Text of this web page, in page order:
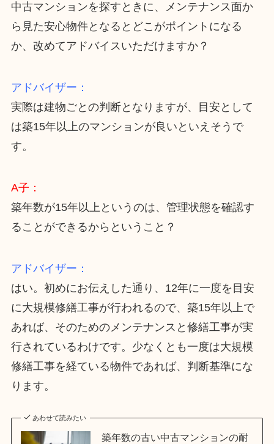
中古マンションを探すときに、メンテナンス面か
ら見た安心物件となるとどこがポイントになる
か、改めてアドバイスいただけますか？
アドバイザー：
実際は建物ごとの判断となりますが、目安として
は築15年以上のマンションが良いといえそうで
す。
A子：
築年数が15年以上というのは、管理状態を確認す
ることができるからということ？
アドバイザー：
はい。初めにお伝えした通り、12年に一度を目安
に大規模修繕工事が行われるので、築15年以上で
あれば、そのためのメンテナンスと修繕工事が実
行されているわけです。少なくとも一度は大規模
修繕工事を経ている物件であれば、判断基準にな
ります。
あわせて読みたい
築年数の古い中古マンションの耐